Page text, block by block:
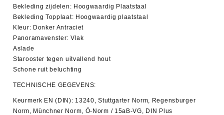
Bekleding zijdelen: Hoogwaardig Plaatstaal
Bekleding Topplaat: Hoogwaardig plaatstaal
Kleur: Donker Antraciet
Panoramavenster: Vlak
Aslade
Starooster tegen uitvallend hout
Schone ruit beluchting
TECHNISCHE GEGEVENS:
Keurmerk EN (DIN): 13240, Stuttgarter Norm, Regensburger
Norm, Münchner Norm, Ö-Norm / 15aB-VG, DIN Plus